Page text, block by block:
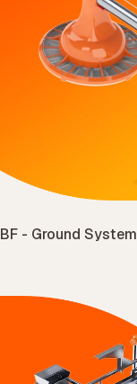
BF - Ground System